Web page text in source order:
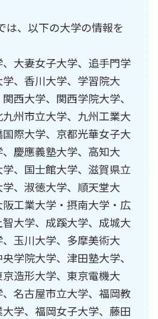
は、以下の大学の情報を
大妻女子大学、追手門学
、香川大学、学習院大
西大学、関西学院大学、
州市立大学、九州工業大
際大学、京都光華女子大
慶應義塾大学、高知大
、国士館大学、滋賀県立
、淑徳大学、順天堂大
工業大学・摂南大学・広
大学、成蹊大学、成城大
玉川大学、多摩美術大
学院大学、津田塾大学、
造形大学、東京電機大
名古屋市立大学、福岡教
学、福岡女子大学、藤田